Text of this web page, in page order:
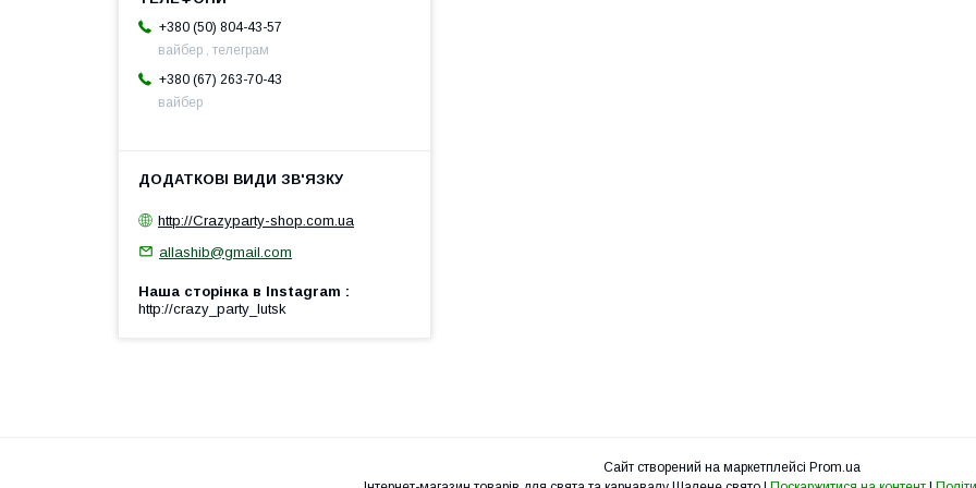
+380 (50) 804-43-57
вайбер , телеграм
+380 (67) 263-70-43
вайбер
http://Crazyparty-shop.com.ua
allashib@gmail.com
Наша сторінка в Instagram
http://crazy_party_lutsk
Сайт створений на маркетплейсі Prom.ua